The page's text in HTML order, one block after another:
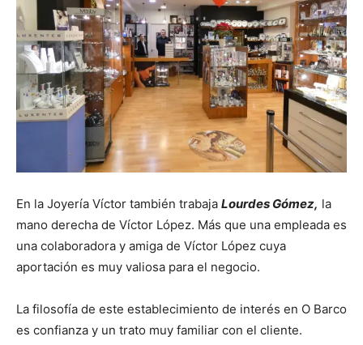
En la Joyería Víctor también trabaja Lourdes Gómez, la
mano derecha de Víctor López. Más que una empleada es
una colaboradora y amiga de Víctor López cuya
aportación es muy valiosa para el negocio.
La filosofía de este establecimiento de interés en O Barco
es confianza y un trato muy familiar con el cliente.